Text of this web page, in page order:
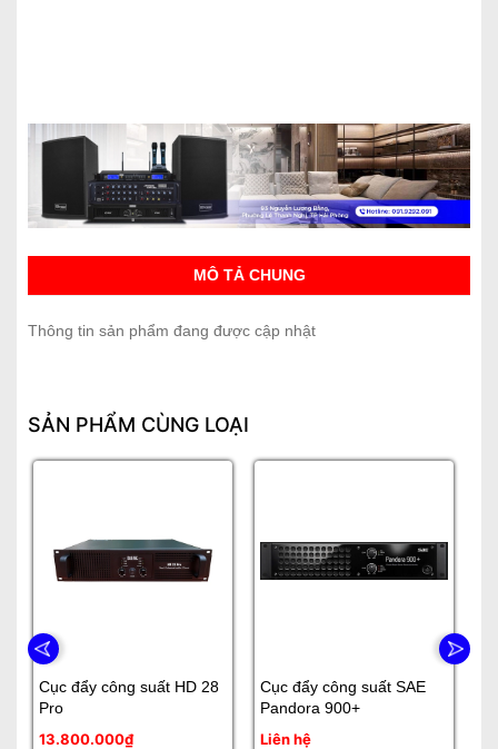
MÔ TẢ CHUNG
Thông tin sản phẩm đang được cập nhật
SẢN PHẨM CÙNG LOẠI
Cục đẩy công suất HD 28
Pro
13.800.000₫
Cục đẩy công suất SAE
Pandora 900+
Liên hệ